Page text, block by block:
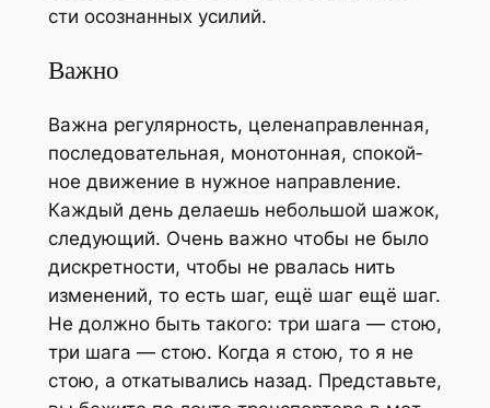
сти осо­знан­ных усилий.
Важно
Важ­на регу­ляр­ность, целе­на­прав­лен­ная,
после­до­ва­тель­ная, моно­тон­ная, спо­кой­
ное дви­же­ние в нуж­ное направ­ле­ние.
Каж­дый день дела­ешь неболь­шой шажок,
сле­ду­ю­щий. Очень важ­но что­бы не было
дис­крет­но­сти, что­бы не рва­лась нить
изме­не­ний, то есть шаг, ещё шаг ещё шаг.
Не долж­но быть тако­го: три шага — стою,
три шага — стою. Когда я стою, то я не
стою, а отка­ты­ва­лись назад. Пред­ставь­те,